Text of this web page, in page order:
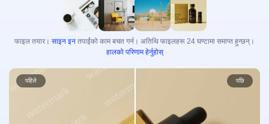
असीमित
फोटो टूलकिटहरू
फोटो वाटरमार्क हटाउने
फाइल तयार। साइन इन तपाईंको काम बचत गर्न। अतिथि फाइलहरू 24 घण्टामा समाप्त हुन्छन्।
हालको परिणाम हेर्नुहोस्
पहिले पछि